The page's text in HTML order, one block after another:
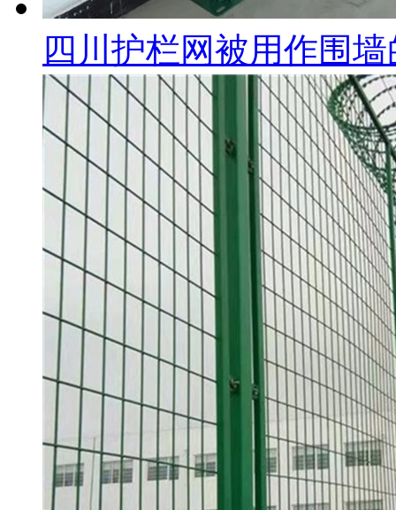
四川护栏网被用作围